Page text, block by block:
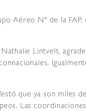
Aéreo Nº de la
Lintvelt,
que ya son miles
Las